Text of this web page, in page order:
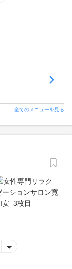
全てのメニューを見る